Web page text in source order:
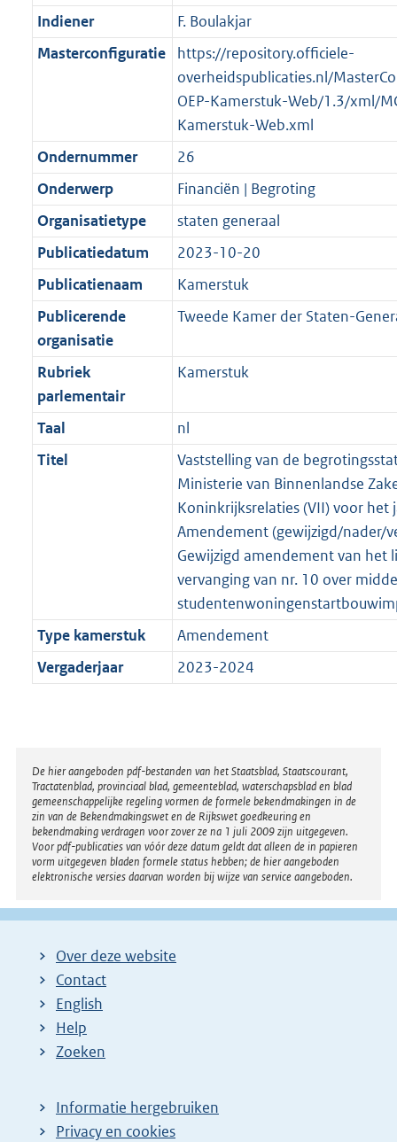
Indiener
F. Boulakjar
Masterconfiguratie
https://repository.officiele-
overheidspublicaties.nl/
OEP-Kamerstuk-Web/1.3/xml/
Kamerstuk-Web.xml
Ondernummer
26
Onderwerp
Financiën | Begroting
Organisatietype
staten generaal
Publicatiedatum
2023-10-20
Publicatienaam
Kamerstuk
Publicerende
organisatie
Tweede Kamer der Staten-
Rubriek
parlementair
Kamerstuk
Taal
nl
Titel
Vaststelling van de
Ministerie van Binnenlandse
Koninkrijksrelaties (VII) voor het
Amendement (gewijzigd/nader/
Gewijzigd amendement van het
vervanging van nr. 10 over
Type kamerstuk
Amendement
Vergaderjaar
2023-2024
Disclaimer
De hier aangeboden pdf-bestanden van het Staatsblad, Staatscourant,
Tractatenblad, provinciaal blad, gemeenteblad, waterschapsblad en blad
gemeenschappelijke regeling vormen de formele bekendmakingen in de
zin van de Bekendmakingswet en de Rijkswet goedkeuring en
bekendmaking verdragen voor zover ze na 1 juli 2009 zijn uitgegeven.
Voor pdf-publicaties van vóór deze datum geldt dat alleen de in papieren
vorm uitgegeven bladen formele status hebben; de hier aangeboden
elektronische versies daarvan worden bij wijze van service aangeboden.
Over deze website
Contact
English
Help
Zoeken
Informatie hergebruiken
Privacy en cookies